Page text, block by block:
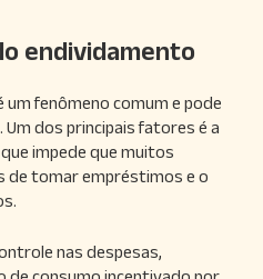
endividamento
fenômeno comum e pode
dos principais fatores é a
impede que muitos
de tomar empréstimos e o
nas despesas,